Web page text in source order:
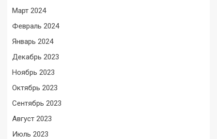
Март 2024
Февраль 2024
Январь 2024
Декабрь 2023
Ноябрь 2023
Октябрь 2023
Сентябрь 2023
Август 2023
Июль 2023